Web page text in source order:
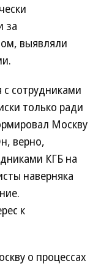
за
выявляли
с сотрудниками
только ради
Москву
верно,
КГБ на
наверняка
к
о процессах